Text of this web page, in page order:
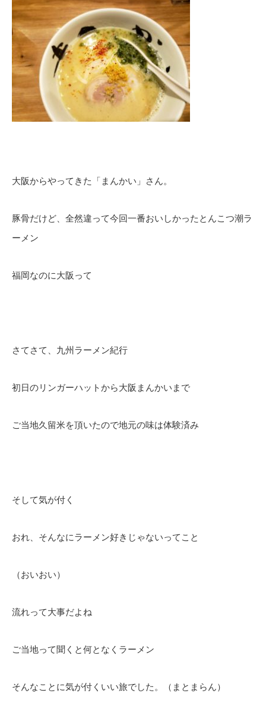
大阪からやってきた「まんかい」さん。
豚骨だけど、全然違って今回一番おいしかったとんこつ潮ラ
ーメン
福岡なのに大阪って
さてさて、九州ラーメン紀行
初日のリンガーハットから大阪まんかいまで
ご当地久留米を頂いたので地元の味は体験済み
そして気が付く
おれ、そんなにラーメン好きじゃないってこと
（おいおい）
流れって大事だよね
ご当地って聞くと何となくラーメン
そんなことに気が付くいい旅でした。（まとまらん）